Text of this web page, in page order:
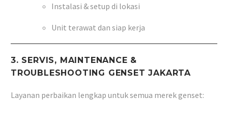
Instalasi & setup di lokasi
Unit terawat dan siap kerja
3. SERVIS, MAINTENANCE &
TROUBLESHOOTING GENSET JAKARTA
Layanan perbaikan lengkap untuk semua merek genset: